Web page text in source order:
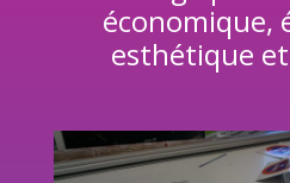
économique,
esthétique